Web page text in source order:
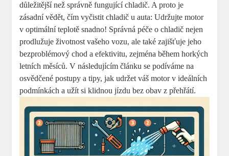
důležitější než správně fungující chladič. A proto je
zásadní vědět, čím vyčistit chladič u auta: Udržujte motor
v optimální teplotě snadno! Správná péče o chladič nejen
prodlužuje životnost vašeho vozu, ale také zajišťuje jeho
bezproblémový chod a efektivitu, zejména během horkých
letních měsíců. V následujícím článku se podíváme na
osvědčené postupy a tipy, jak udržet váš motor v ideálních
podmínkách a užít si klidnou jízdu bez obav z přehřátí.